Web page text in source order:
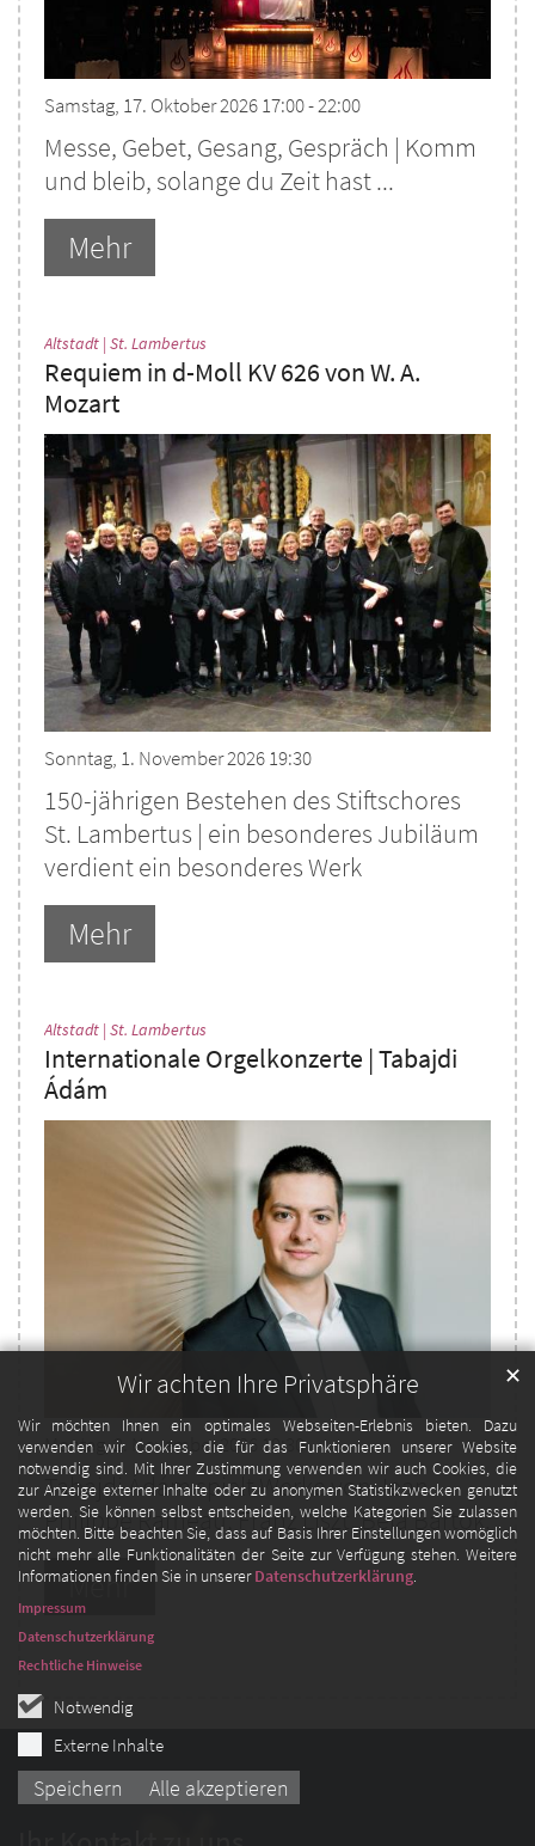
Wir achten Ihre Privatsphäre
Wir möchten Ihnen ein optimales Webseiten-Erlebnis bieten. Dazu
verwenden wir Cookies, die für das Funktionieren unserer Website
notwendig sind. Mit Ihrer Zustimmung verwenden wir auch Cookies, die
zur Anzeige externer Inhalte oder zu anonymen Statistikzwecken genutzt
werden. Sie können selbst entscheiden, welche Kategorien Sie zulassen
möchten. Bitte beachten Sie, dass auf Basis Ihrer Einstellungen womöglich
nicht mehr alle Funktionalitäten der Seite zur Verfügung stehen. Weitere
Informationen finden Sie in unsererDatenschutzerklärung.
Notwendig
Externe Inhalte
Speichern Alle akzeptieren
✕
Impressum
Datenschutzerklärung
Rechtliche Hinweise
Samstag, 17. Oktober 2026 17:00 - 22:00
Messe, Gebet, Gesang, Gespräch | Komm
und bleib, solange du Zeit hast ...
Mehr
Altstadt | St. Lambertus
Requiem in d-Moll KV 626 von W. A.
Mozart
Sonntag, 1. November 2026 19:30
150-jährigen Bestehen des Stiftschores
St. Lambertus | ein besonderes Jubiläum
verdient ein besonderes Werk
Mehr
Altstadt | St. Lambertus
Internationale Orgelkonzerte | Tabajdi
Ádám
Montag, 2. November 2026 19:30
Tabajdi Ádám spielt Werke von Jean-
Philippe Rameau, Franz Liszt, Béla Bartók.
Mehr